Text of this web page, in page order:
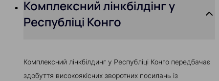
Комплексний лінкбілдінг у
Республіці Конго
Комплексний лінкбілдинг у Республіці Конго передбачає
здобуття високоякісних зворотних посилань із